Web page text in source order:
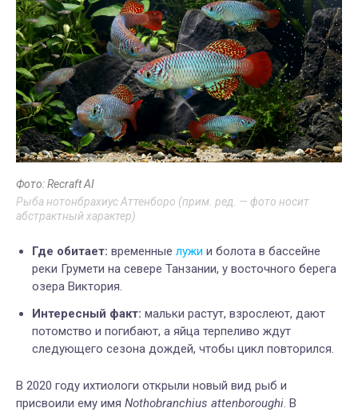
Фото: Recraft AI
Рыба нотонбрахиус Аттенборо (прим. ред. — фото носит
абстрактный характер)
Где обитает: временные лужи и болота в бассейне
реки Грумети на севере Танзании, у восточного берега
озера Виктория.
Интересный факт: мальки растут, взрослеют, дают
потомство и погибают, а яйца терпеливо ждут
следующего сезона дождей, чтобы цикл повторился.
В 2020 году ихтиологи открыли новый вид рыб и
присвоили ему имя Nothobranchius attenboroughi. В